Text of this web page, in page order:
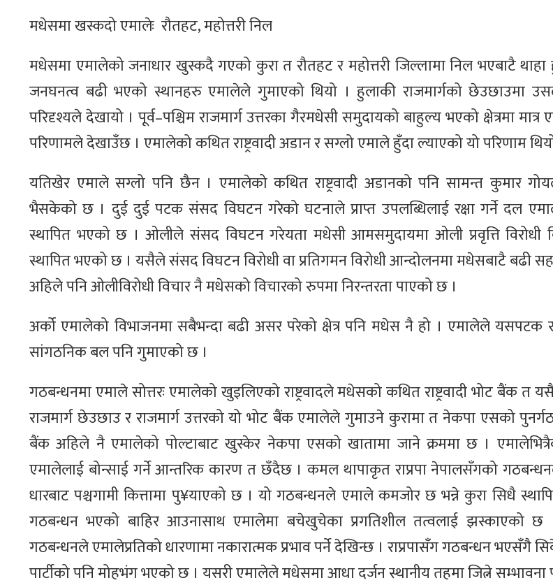
मधेसमा खस्कदो एमालेः रौतहट, महोत्तरी निल
मधेसमा एमालेको जनाधार खुस्कदै गएको कुरा त रौतहट र महोत्तरी जिल्लामा निल भएबाटै
जनघनत्व बढी भएको स्थानहरु एमालेले गुमाएको थियो । हुलाकी राजमार्गको छेउछाउमा
परिदृश्यले देखायो । पूर्व–पश्चिम राजमार्ग उत्तरका गैरमधेसी समुदायको बाहुल्य भएको क्षेत्रमा मात्र
परिणामले देखाउँछ । एमालेको कथित राष्ट्रवादी अडान र सग्लो एमाले हुँदा ल्याएको यो परिणाम
यतिखेर एमाले सग्लो पनि छैन । एमालेको कथित राष्ट्रवादी अडानको पनि सामन्त कुमार
भैसकेको छ । दुई दुई पटक संसद विघटन गरेको घटनाले प्राप्त उपलब्धिलाई रक्षा गर्ने दल
स्थापित भएको छ । ओलीले संसद विघटन गरेयता मधेसी आमसमुदायमा ओली प्रवृत्ति
स्थापित भएको छ । यसैले संसद विघटन विरोधी वा प्रतिगमन विरोधी आन्दोलनमा मधेसबाटै बढी
अहिले पनि ओलीविरोधी विचार नै मधेसको विचारको रुपमा निरन्तरता पाएको छ ।
अर्को एमालेको विभाजनमा सबैभन्दा बढी असर परेको क्षेत्र पनि मधेस नै हो । एमालेले यसपटक
सांगठनिक बल पनि गुमाएको छ ।
गठबन्धनमा एमाले सोत्तरः एमालेको खुइलिएको राष्ट्रवादले मधेसको कथित राष्ट्रवादी भोट बैंक त
राजमार्ग छेउछाउ र राजमार्ग उत्तरको यो भोट बैंक एमालेले गुमाउने कुरामा त नेकपा एसको
बैंक अहिले नै एमालेको पोल्टाबाट खुस्केर नेकपा एसको खातामा जाने क्रममा छ ।
एमालेलाई बोन्साई गर्ने आन्तरिक कारण त छँदैछ । कमल थापाकृत राप्रपा नेपालसँगको
धारबाट पश्चगामी कित्तामा पु¥याएको छ । यो गठबन्धनले एमाले कमजोर छ भन्ने कुरा सिधै
गठबन्धन भएको बाहिर आउनासाथ एमालेमा बचेखुचेका प्रगतिशील तत्वलाई झस्काएको
गठबन्धनले एमालेप्रतिको धारणामा नकारात्मक प्रभाव पर्ने देखिन्छ । राप्रपासँग गठबन्धन भएसँगै
पार्टीको पनि मोहभंग भएको छ । यसरी एमालेले मधेसमा आधा दर्जन स्थानीय तहमा जित्ने